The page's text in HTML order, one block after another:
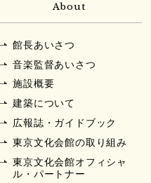
About
館長あいさつ
音楽監督あいさつ
施設概要
建築について
広報誌・ガイドブック
東京文化会館の取り組み
東京文化会館オフィシャ
ル・パートナー